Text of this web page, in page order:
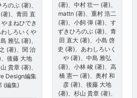
のぶ (著)、
著)、青田 直
まねひでき
しろいくや
雅弘 (著)、
(著)、関 治
後藤 大地
貴章 (著)、
Design編集
(編集)
(著)、中村 壮一 (著)、
mattn (著)、重村 浩二
(著)、小飼 弾 (著)、す
ずきひろのぶ (著)、青
田 直大 (著)、小島 啓
史 (著)、あわしろいく
や (著)、中島 雅弘
(著)、小林 峻 (著)、高
橋 憲一 (著)、奥村 和
彦 (著)、後藤 大地
(著)、杉山 貴章 (著)、